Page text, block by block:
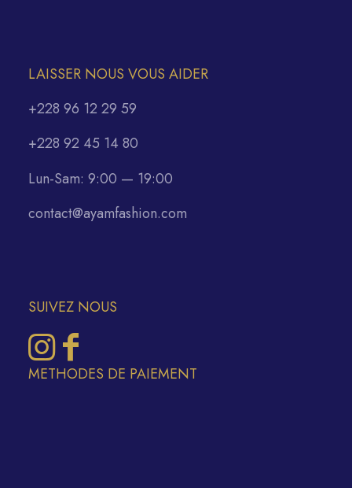
LAISSER NOUS VOUS AIDER
+228 96 12 29 59
+228 92 45 14 80
Lun-Sam: 9:00 — 19:00
contact@ayamfashion.com
SUIVEZ NOUS
METHODES DE PAIEMENT